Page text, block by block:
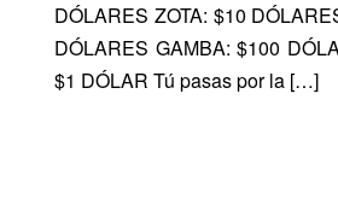
DÓLARES ZOTA: $10
DÓLARES GAMBA: $100
$1 DÓLAR Tú pasas por la […]